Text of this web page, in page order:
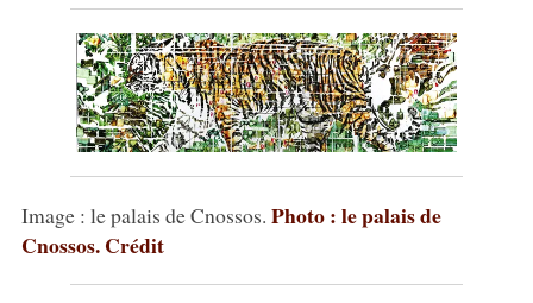
Image : le palais de Cnossos. Photo : le palais de
Cnossos. Crédit